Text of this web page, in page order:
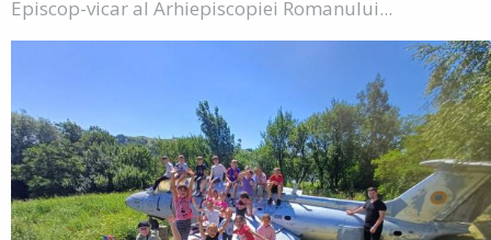
Episcop-vicar al Arhiepiscopiei Romanului...